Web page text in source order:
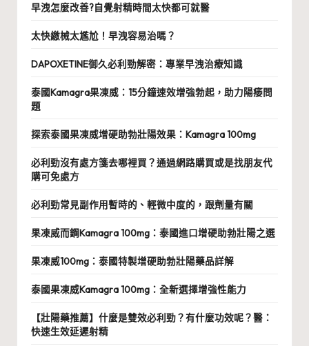
早洩怎麼改善?自覺射精時間太快都可就醫
太快繳械太尷尬！早洩容易治嗎？
DAPOXETINE御久必利勁解密：專業早洩治療知識
泰國Kamagra果凍威：15分鐘速效增強勃起，助力陽痿問
題
探索泰國果凍威增硬助勃壯陽效果：Kamagra 100mg
必利勁沒有處方箋去哪裡買？通過網路購買或是找朋友代
購可免處方
必利勁常見副作用暫時的、輕微中度的，跟劑量有關
果凍威而鋼Kamagra 100mg：泰國進口增硬助勃壯陽之選
果凍威100mg：泰國特製增硬助勃壯陽藥品詳解
泰國果凍威Kamagra 100mg：全新選擇增強性能力
【壯陽藥推薦】什麼是雙效必利勁？有什麼功效呢？醫：
快速生效延遲射精